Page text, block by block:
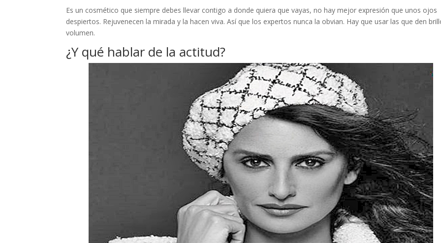
Es un cosmético que siempre debes llevar contigo a donde quiera que vayas, no hay mejor expresión que unos ojos
despiertos. Rejuvenecen la mirada y la hacen viva. Así que los expertos nunca la obvian. Hay que usar las que den
volumen.
¿Y qué hablar de la actitud?